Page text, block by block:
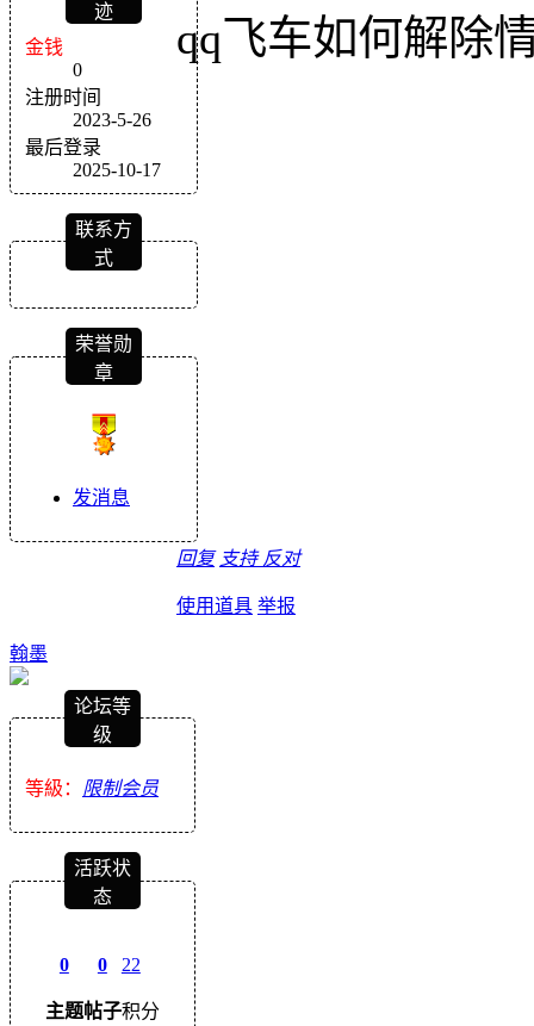
迹
金钱
0
注册时间
2023-5-26
最后登录
2025-10-17
联系方
式
荣誉勋
章
发消息
qq飞车如何解除
回复 支持 反对
使用道具 举报
翰墨
论坛等
级
等級： 限制会员
活跃状
态
0
主题
0
帖子
22
积分